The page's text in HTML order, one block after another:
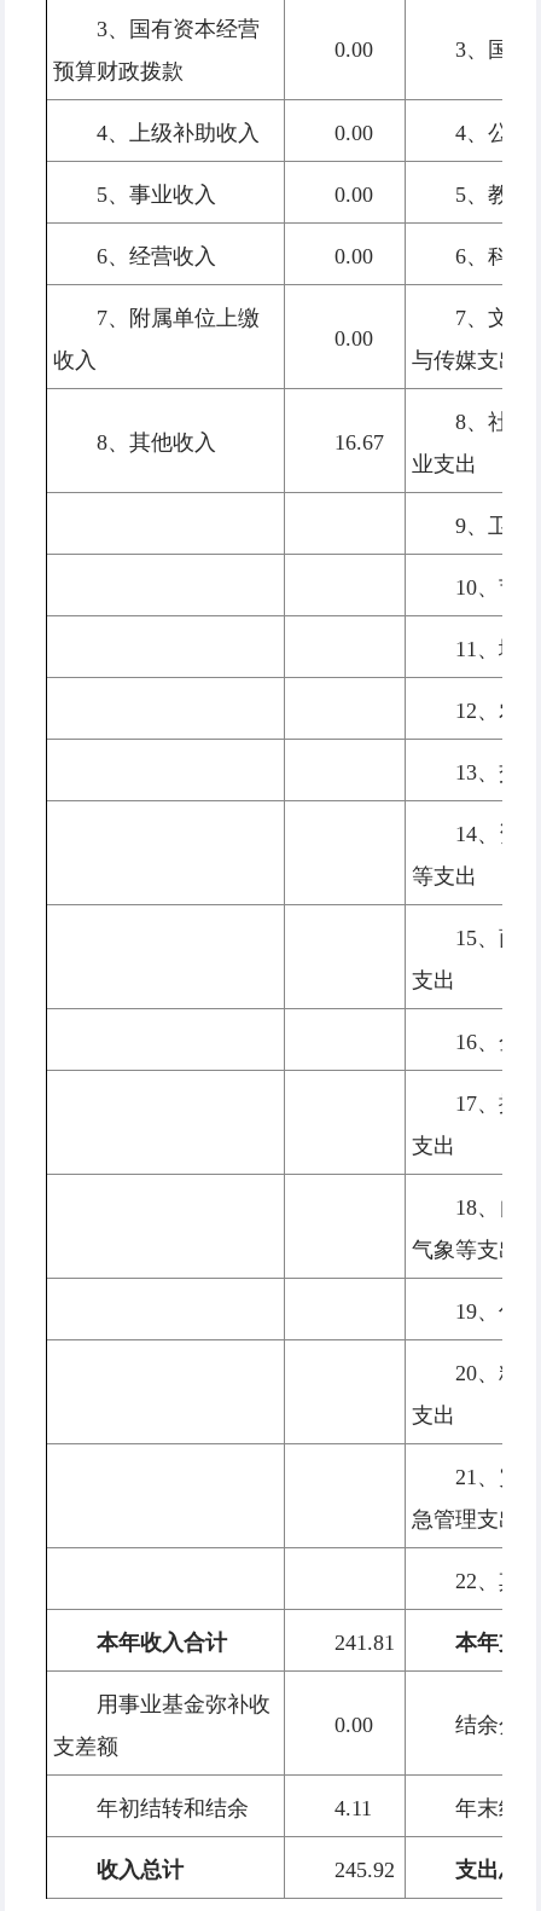
3、国有资本经营
预算财政拨款
0.00 3、国防
4、上级补助收入 0.00 4、公共
5、事业收入 0.00 5、教育
6、经营收入 0.00 6、科学
7、附属单位上缴
收入
0.00
7、文化
与传媒支出
8、其他收入 16.67
8、社会
业支出
9、卫生
10、节
11、城
12、农
13、交
14、资
等支出
15、商
支出
16、金
17、援
支出
18、自
气象等支出
19、住
20、粮
支出
21、灾
急管理支出
22、其
本年收入合计 241.81 本年支
用事业基金弥补收
支差额
0.00 结余分配
年初结转和结余 4.11 年末结
收入总计 245.92 支出总计